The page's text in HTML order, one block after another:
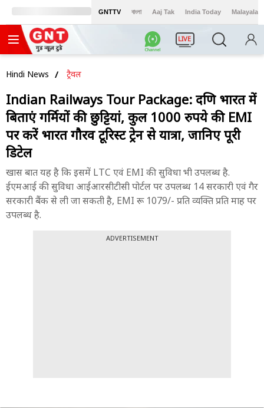
GNTTV বাংলা Aaj Tak India Today Malayalam
LIVE
Hindi News ट्रैवल
Indian Railways Tour Package: दक्षिण भारत में
बिताएं गर्मियों की छुट्टियां, कुल 1000 रुपये की EMI
पर करें भारत गौरव टूरिस्ट ट्रेन से यात्रा, जानिए पूरी
डिटेल
खास बात यह है कि इसमें LTC एवं EMI की सुविधा भी उपलब्ध है.
ईएमआई की सुविधा आईआरसीटीसी पोर्टल पर उपलब्ध 14 सरकारी एवं गैर
सरकारी बैंक से ली जा सकती है, EMI रू 1079/- प्रति व्यक्ति प्रति माह पर
उपलब्ध है.
ADVERTISEMENT